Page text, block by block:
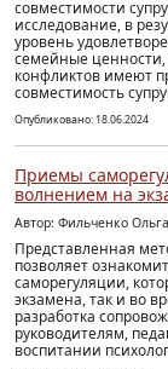
совместимости
исследование, в
уровень
семейные
конфликтов имеют
совместимость
Опубликовано: 18.06.2024
Приемы
волнением на
Автор: Фильченко
Представленная
позволяет
саморегуляции,
экзамена, так и во
разработка
руководителям,
воспитании